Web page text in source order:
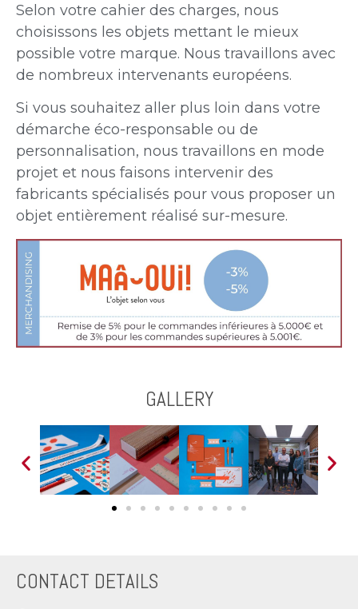
Selon votre cahier des charges, nous
choisissons les objets mettant le mieux
possible votre marque. Nous travaillons avec
de nombreux intervenants européens.
Si vous souhaitez aller plus loin dans votre
démarche éco-responsable ou de
personnalisation, nous travaillons en mode
projet et nous faisons intervenir des
fabricants spécialisés pour vous proposer un
objet entièrement réalisé sur-mesure.
GALLERY
CONTACT DETAILS